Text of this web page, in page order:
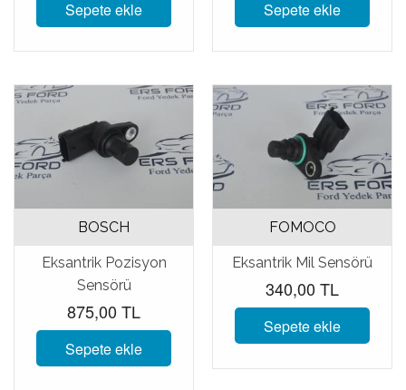
Sepete ekle Sepete ekle
BOSCH
Eksantrik Pozisyon
Sensörü
875,00 TL
Sepete ekle
FOMOCO
Eksantrik Mil Sensörü
340,00 TL
Sepete ekle